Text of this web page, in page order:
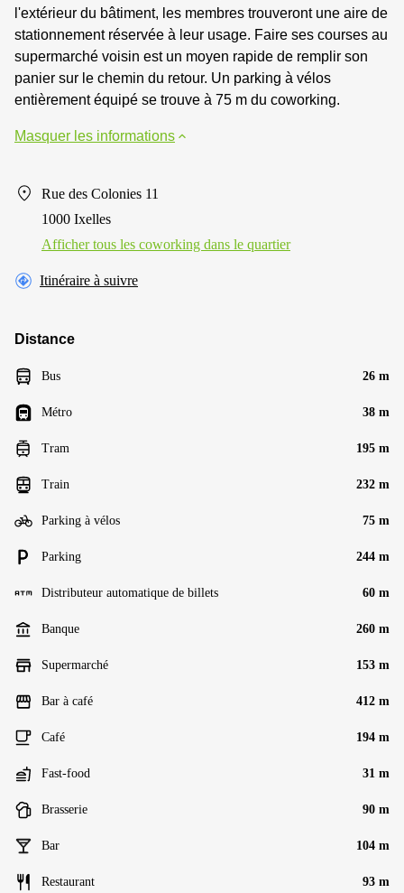
l'extérieur du bâtiment, les membres trouveront une aire de
stationnement réservée à leur usage. Faire ses courses au
supermarché voisin est un moyen rapide de remplir son
panier sur le chemin du retour. Un parking à vélos
entièrement équipé se trouve à 75 m du coworking.
Masquer les informations
Rue des Colonies 11
1000 Ixelles
Afficher tous les сoworking dans le quartier
Itinéraire à suivre
Distance
Bus 26 m
Métro 38 m
Tram 195 m
Train 232 m
Parking à vélos 75 m
Parking 244 m
Distributeur automatique de billets 60 m
Banque 260 m
Supermarché 153 m
Bar à café 412 m
Café 194 m
Fast-food 31 m
Brasserie 90 m
Bar 104 m
Restaurant 93 m